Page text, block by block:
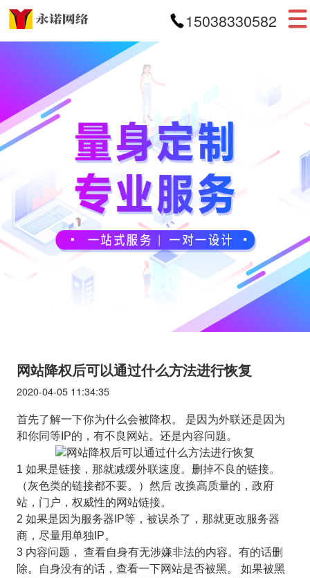
15038330582
首页
APP开发
小程序开发
案例展示
新闻资讯
关于我们
网站降权后可以通过什么方法进行恢复
2020-04-05 11:34:35
首先了解一下你为什么会被降权。 是因为外联还是因为
和你同等IP的，有不良网站。还是内容问题。
1 如果是链接，那就减缓外联速度。删掉不良的链接。
（灰色类的链接都不要。）然后 改换高质量的，政府
站，门户，权威性的网站链接。
2 如果是因为服务器IP等，被误杀了，那就更改服务器
商，尽量用单独IP。
3 内容问题， 查看自身有无涉嫌非法的内容。有的话删
除。自身没有的话，查看一下网站是否被黑。 如果被黑